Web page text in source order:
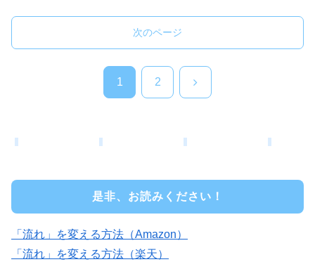
次のページ
1 2 次
是非、お読みください！
「流れ」を変える方法（Amazon）
「流れ」を変える方法（楽天）